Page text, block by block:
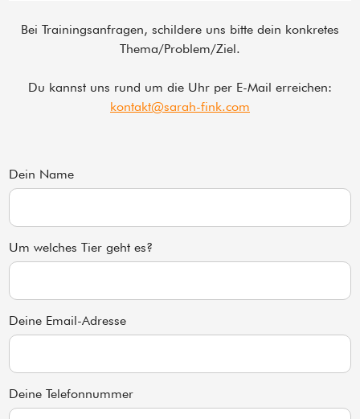
Bei Trainingsanfragen, schildere uns bitte dein konkretes
Thema/Problem/Ziel.
Du kannst uns rund um die Uhr per E-Mail erreichen:
kontakt@sarah-fink.com
Dein Name
Um welches Tier geht es?
Deine Email-Adresse
Deine Telefonnummer